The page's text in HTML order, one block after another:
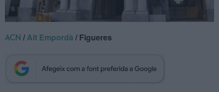
ACN /Alt Empordà / Figueres